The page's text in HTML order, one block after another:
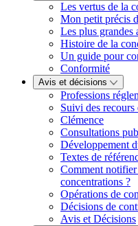
Les vertus de la
Mon petit précis
Les plus grandes
Histoire de la
Un guide pour
Conformité
Avis et décisions
Professions
Suivi des
Clémence
Consultations
Développement
Textes de
Comment
concentrations ?
Opérations de
Décisions de
Avis et Décisions